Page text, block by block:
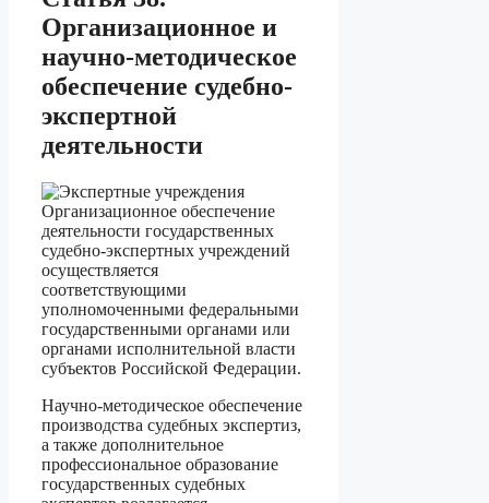
Организационное и
научно-методическое
обеспечение судебно-
экспертной
деятельности
Организационное обеспечение
деятельности государственных
судебно-экспертных учреждений
осуществляется
соответствующими
уполномоченными федеральными
государственными органами или
органами исполнительной власти
субъектов Российской Федерации.
Научно-методическое обеспечение
производства судебных экспертиз,
а также дополнительное
профессиональное образование
государственных судебных